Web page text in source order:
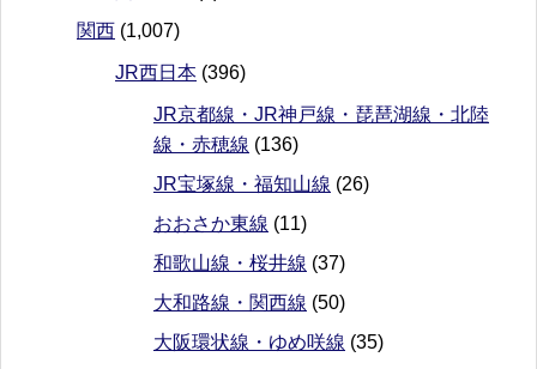
関西 (1,007)
JR西日本 (396)
JR京都線・JR神戸線・琵琶湖線・北陸
線・赤穂線 (136)
JR宝塚線・福知山線 (26)
おおさか東線 (11)
和歌山線・桜井線 (37)
大和路線・関西線 (50)
大阪環状線・ゆめ咲線 (35)